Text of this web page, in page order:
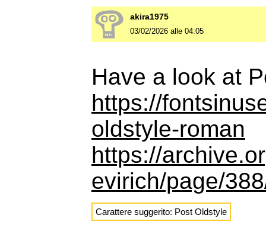
akira1975
03/02/2026 alle 04:05
Have a look at
https://
oldstyle-roman
https://
evirich/page/
Carattere suggerito: Post Oldstyle